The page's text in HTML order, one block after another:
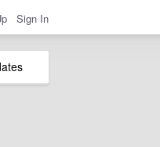
Sign In